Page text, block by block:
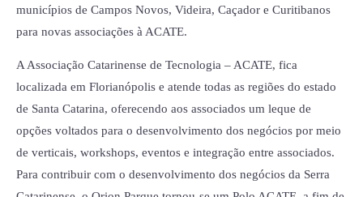
municípios de Campos Novos, Videira, Caçador e Curitibanos
para novas associações à ACATE.
A Associação Catarinense de Tecnologia – ACATE, fica
localizada em Florianópolis e atende todas as regiões do estado
de Santa Catarina, oferecendo aos associados um leque de
opções voltados para o desenvolvimento dos negócios por meio
de verticais, workshops, eventos e integração entre associados.
Para contribuir com o desenvolvimento dos negócios da Serra